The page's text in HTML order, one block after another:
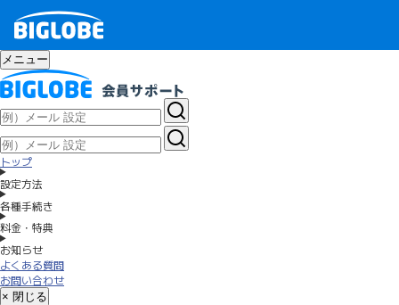
メニュー
トップ
設定方法
各種手続き
料金・特典
お知らせ
よくある質問
お問い合わせ
× 閉じる